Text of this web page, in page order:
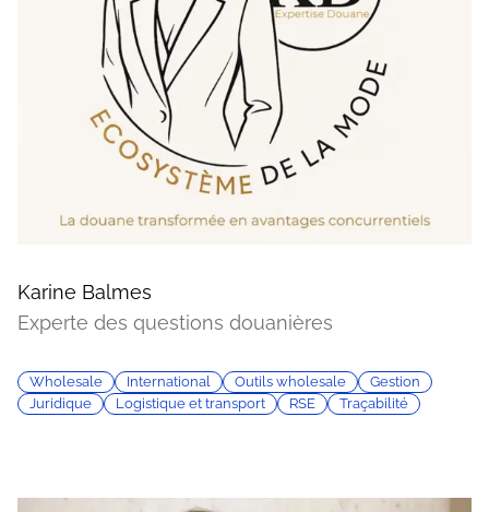
Karine Balmes
Experte des questions douanières
Wholesale International Outils wholesale
Gestion
Juridique
Logistique et transport RSE Traçabilité